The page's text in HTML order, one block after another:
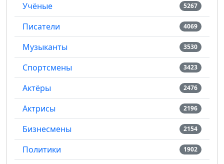
Учёные 5267
Писатели 4069
Музыканты 3530
Спортсмены 3423
Актёры 2476
Актрисы 2196
Бизнесмены 2154
Политики 1902